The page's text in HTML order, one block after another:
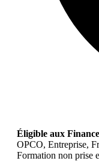
Éligible aux
OPCO, Entreprise,
Formation non prise